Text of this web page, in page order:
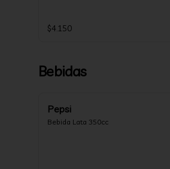
$4.150
Bebidas
Pepsi
Bebida Lata 350cc